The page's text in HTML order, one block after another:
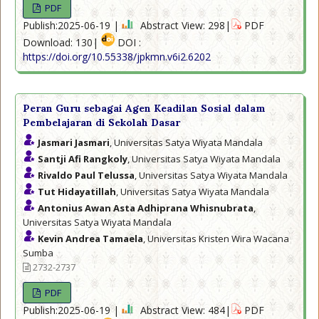
PDF
Publish:2025-06-19 | Abstract View: 298|
PDF
Download: 130|
DOI :
https://doi.org/10.55338/jpkmn.v6i2.6202
Peran Guru sebagai Agen Keadilan Sosial dalam
Pembelajaran di Sekolah Dasar
Jasmari Jasmari, Universitas Satya Wiyata Mandala
Santji Afi Rangkoly, Universitas Satya Wiyata Mandala
Rivaldo Paul Telussa , Universitas Satya Wiyata Mandala
Tut Hidayatillah , Universitas Satya Wiyata Mandala
Antonius Awan Asta Adhiprana Whisnubrata,
Universitas Satya Wiyata Mandala
Kevin Andrea Tamaela , Universitas Kristen Wira Wacana
Sumba
2732-2737
PDF
Publish:2025-06-19 | Abstract View: 484|
PDF